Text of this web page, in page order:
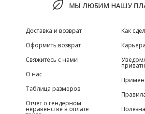
МЫ ЛЮБИМ НАШУ
Доставка и возврат
Оформить возврат
Свяжитесь с нами
О нас
Таблица размеров
Отчет о гендерном
неравенстве в оплате
Как
Карьера